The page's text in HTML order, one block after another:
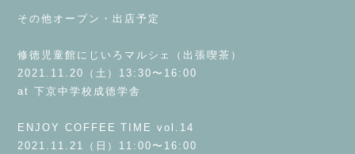
その他オープン・出店予定
修徳児童館にじいろマルシェ（出張喫茶）
2021.11.20（土）13:30〜16:00
at 下京中学校成徳学舎
ENJOY COFFEE TIME vol.14
2021.11.21（日）11:00〜16:00